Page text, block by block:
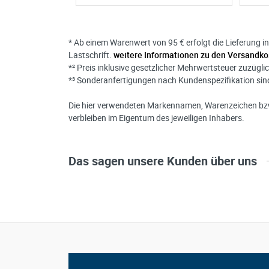
* Ab einem Warenwert von 95 € erfolgt die Lieferung
Lastschrift. weitere Informationen zu den
*² Preis inklusive gesetzlicher Mehrwertsteuer
*³ Sonderanfertigungen nach Kundenspezifikation
Die hier verwendeten Markennamen, Warenzeichen
verbleiben im Eigentum des jeweiligen Inhabers.
Das sagen unsere Kunden über uns